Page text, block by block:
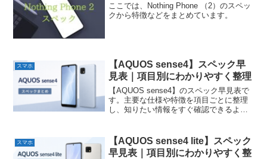
ここでは、Nothing Phone （2）のスペッ
クから特徴などをまとめています。
スマホ
【AQUOS sense4】スペック早
見表｜項目別にわかりやすく整理
【AQUOS sense4】のスペック早見表で
す。主要な仕様や特徴を項目ごとに整理
し、知りたい情報をすぐ確認できるよう
スマホ
【AQUOS sense4 lite】スペック
早見表｜項目別にわかりやすく整